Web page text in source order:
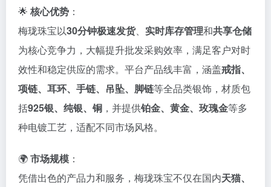
🌟 核心优势 ：
梅珑珠宝以30分钟极速发货、 实时库存管理和共享仓储
为核心竞争力，大幅提升批发采购效率，满足客户对时
效性和稳定供应的需求。平台产品线丰富，涵盖戒指、
项链、耳环、手链、吊坠、脚链等全品类银饰，材质包
括925银、纯银、铜 ，并提供铂金、黄金、玫瑰金等多
种电镀工艺，适配不同市场风格。
🌍市场规模 ：
凭借出色的产品力和服务，梅珑珠宝不仅在国内天猫、